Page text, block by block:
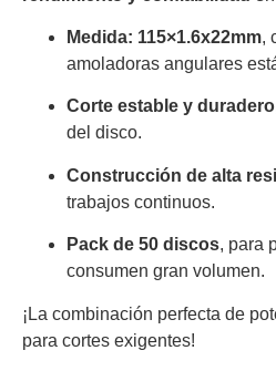
Medida: 115×1.6x22mm,
amoladoras angulares
Corte estable y duradero
del disco.
Construcción de alta
trabajos continuos.
Pack de 50 discos, para
consumen gran volumen.
¡La combinación perfecta de
para cortes exigentes!